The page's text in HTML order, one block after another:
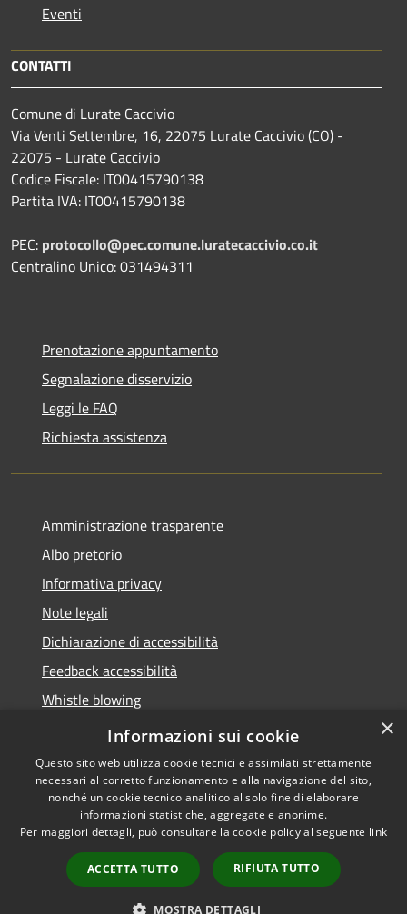
Eventi
CONTATTI
Comune di Lurate Caccivio
Via Venti Settembre, 16, 22075 Lurate Caccivio (CO) -
22075 - Lurate Caccivio
Codice Fiscale: IT00415790138
Partita IVA: IT00415790138
PEC: protocollo@pec.comune.luratecaccivio.co.it
Centralino Unico: 031494311
Prenotazione appuntamento
Segnalazione disservizio
Leggi le FAQ
Richiesta assistenza
Amministrazione trasparente
Albo pretorio
Informativa privacy
Note legali
Dichiarazione di accessibilità
Feedback accessibilità
Whistle blowing
Titolare potere sostitutivo
Accessibilità
Copyright © 2026 • Comune di
Lurate Caccivio • Powered by
Municipium•
Accesso
redazione
×
Informazioni sui cookie
Questo sito web utilizza cookie tecnici e assimilati strettamente
necessari al corretto funzionamento e alla navigazione del sito,
nonché un cookie tecnico analitico al solo fine di elaborare
informazioni statistiche, aggregate e anonime.
Per maggiori dettagli, può consultare la cookie policy al seguente link
ACCETTA TUTTO RIFIUTA TUTTO
MOSTRA DETTAGLI